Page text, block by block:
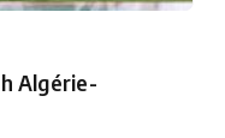
Algérie-